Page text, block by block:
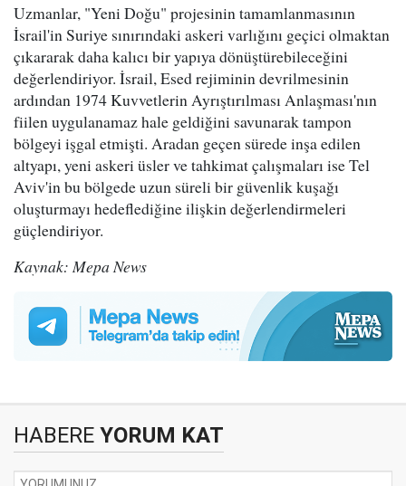
Uzmanlar, "Yeni Doğu" projesinin tamamlanmasının
İsrail'in Suriye sınırındaki askeri varlığını geçici olmaktan
çıkararak daha kalıcı bir yapıya dönüştürebileceğini
değerlendiriyor. İsrail, Esed rejiminin devrilmesinin
ardından 1974 Kuvvetlerin Ayrıştırılması Anlaşması'nın
fiilen uygulanamaz hale geldiğini savunarak tampon
bölgeyi işgal etmişti. Aradan geçen sürede inşa edilen
altyapı, yeni askeri üsler ve tahkimat çalışmaları ise Tel
Aviv'in bu bölgede uzun süreli bir güvenlik kuşağı
oluşturmayı hedeflediğine ilişkin değerlendirmeleri
güçlendiriyor.
Kaynak: Mepa News
HABERE YORUM KAT